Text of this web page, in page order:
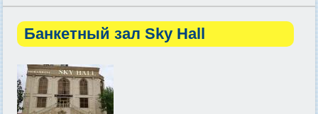
Банкетный зал Sky Hall